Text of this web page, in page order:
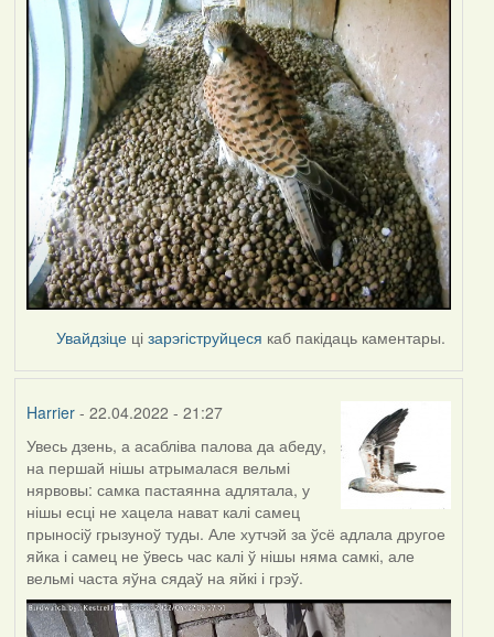
Увайдзіце цізарэгіструйцеся каб пакідаць каментары.
Harrier- 22.04.2022 - 21:27
Увесь дзень, а асабліва палова да абеду,
на першай нішы атрымалася вельмі
нярвовы: самка пастаянна адлятала, у
нішы есці не хацела нават калі самец
прыносіў грызуноў туды. Але хутчэй за ўсё адлала другое
яйка і самец не ўвесь час калі ў нішы няма самкі, але
вельмі часта яўна сядаў на яйкі і грэў.